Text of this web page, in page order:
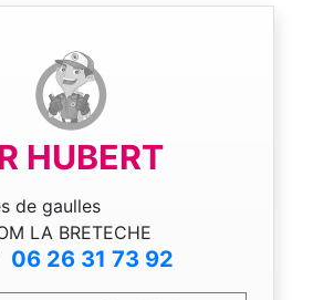
HUBERT
de gaulles
LA BRETECHE
06 26 31 73 92